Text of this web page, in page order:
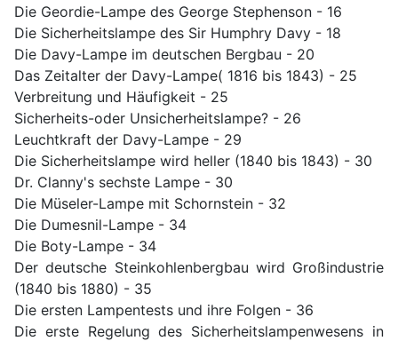
Die Geordie-Lampe des George Stephenson - 16
Die Sicherheitslampe des Sir Humphry Davy - 18
Die Davy-Lampe im deutschen Bergbau - 20
Das Zeitalter der Davy-Lampe( 1816 bis 1843) - 25
Verbreitung und Häufigkeit - 25
Sicherheits-oder Unsicherheitslampe? - 26
Leuchtkraft der Davy-Lampe - 29
Die Sicherheitslampe wird heller (1840 bis 1843) - 30
Dr. Clanny's sechste Lampe - 30
Die Müseler-Lampe mit Schornstein - 32
Die Dumesnil-Lampe - 34
Die Boty-Lampe - 34
Der deutsche Steinkohlenbergbau wird Großindustrie
(1840 bis 1880) - 35
Die ersten Lampentests und ihre Folgen - 36
Die erste Regelung des Sicherheitslampenwesens in